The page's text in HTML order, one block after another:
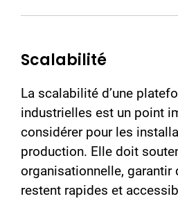
Scalabilité
La scalabilité d’une
industrielles est un point
considérer pour les
production. Elle doit
organisationnelle, garantir
restent rapides et